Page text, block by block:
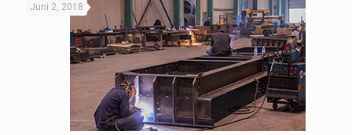
Juni 2, 2018